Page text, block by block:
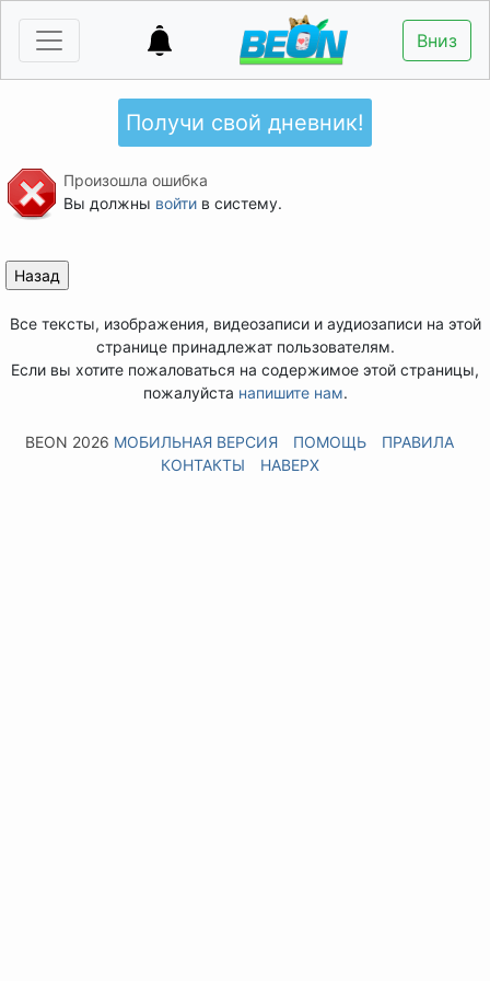
Вниз
Получи свой дневник!
Произошла ошибка
Вы должны войтив систему.
Все тексты, изображения, видеозаписи и аудиозаписи на этой
странице принадлежат пользователям.
Если вы хотите пожаловаться на содержимое этой страницы,
пожалуйста напишите нам.
BEON 2026 МОБИЛЬНАЯ ВЕРСИЯ ПОМОЩЬ
ПРАВИЛА
КОНТАКТЫ
НАВЕРХ